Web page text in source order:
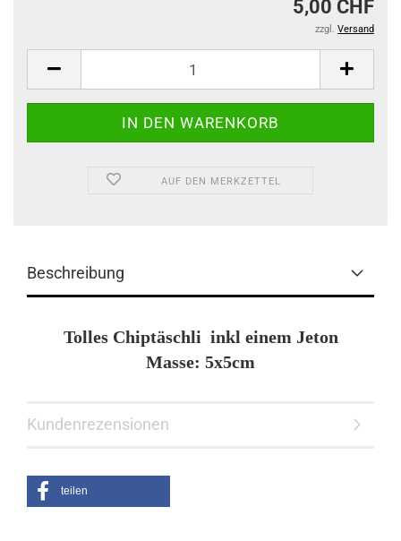
5,00 CHF
zzgl. Versand
AUF DEN MERKZETTEL
Beschreibung
Tolles Chiptäschli inkl einem Jeton
Masse: 5x5cm
Kundenrezensionen
teilen